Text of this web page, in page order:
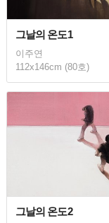
그날의 온도1
이주연
112x146cm (80호)
그날의 온도2